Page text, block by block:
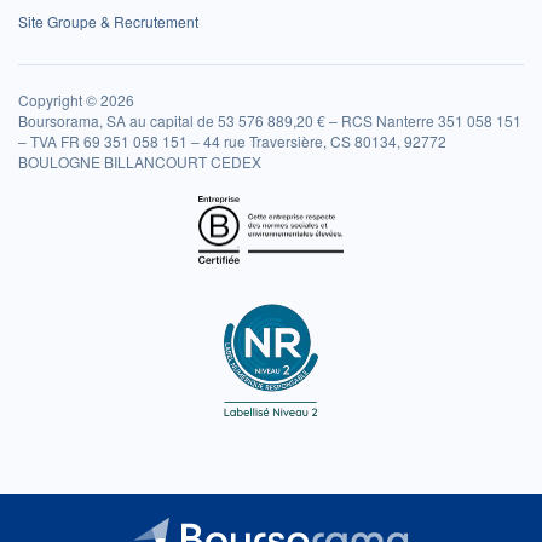
Site Groupe & Recrutement
Copyright © 2026
Boursorama, SA au capital de 53 576 889,20 € – RCS Nanterre 351 058 151
– TVA FR 69 351 058 151 – 44 rue Traversière, CS 80134, 92772
BOULOGNE BILLANCOURT CEDEX